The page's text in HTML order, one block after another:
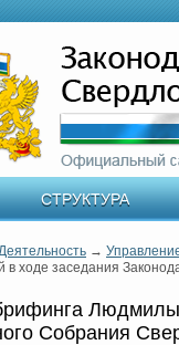
СТРУКТУРА
→
ходе заседания
Собрания